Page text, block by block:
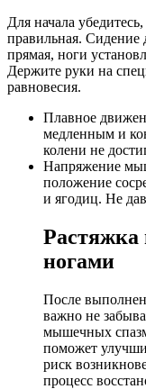
Для начала
правильная.
прямая, ноги
Держите руки на
равновесия.
Плавное
медленным и
колени не
Напряжение
положение
и ягодиц. Не
Растяжка
ногами
После
важно не
мышечных
поможет
риск
процесс